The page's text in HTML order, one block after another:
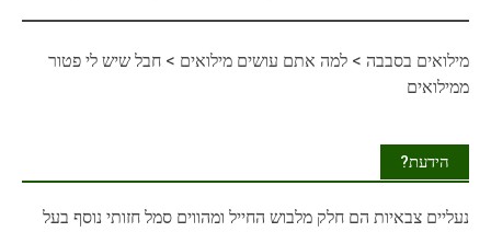
מילואים בסבבה > למה אתם עושים מילואים > חבל שיש לי פטור
ממילואים
הידעת?
נעליים צבאיות הם חלק מלבוש החייל ומהווים סמל חזותי נוסף בעל